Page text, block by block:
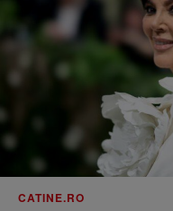
CATINE.RO